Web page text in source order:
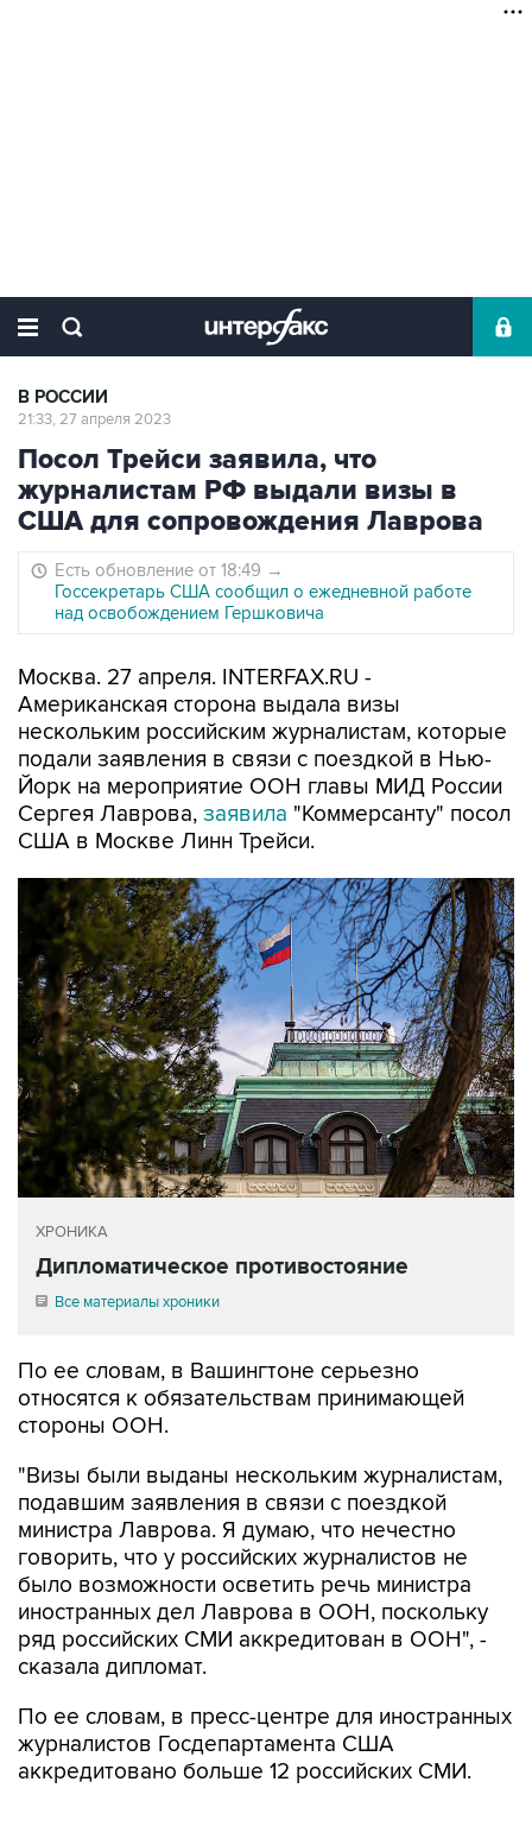
В РОССИИ
21:33, 27 апреля 2023
Посол Трейси заявила, что
журналистам РФ выдали визы в
США для сопровождения Лаврова
Есть обновление от 18:49 →
Госсекретарь США сообщил о ежедневной работе
над освобождением Гершковича
Москва. 27 апреля. INTERFAX.RU -
Американская сторона выдала визы
нескольким российским журналистам, которые
подали заявления в связи с поездкой в Нью-
Йорк на мероприятие ООН главы МИД России
Сергея Лаврова, заявила "Коммерсанту" посол
США в Москве Линн Трейси.
ХРОНИКА
Дипломатическое противостояние
Все материалы хроники
По ее словам, в Вашингтоне серьезно
относятся к обязательствам принимающей
стороны ООН.
"Визы были выданы нескольким журналистам,
подавшим заявления в связи с поездкой
министра Лаврова. Я думаю, что нечестно
говорить, что у российских журналистов не
было возможности осветить речь министра
иностранных дел Лаврова в ООН, поскольку
ряд российских СМИ аккредитован в ООН", -
сказала дипломат.
По ее словам, в пресс-центре для иностранных
журналистов Госдепартамента США
аккредитовано больше 12 российских СМИ.